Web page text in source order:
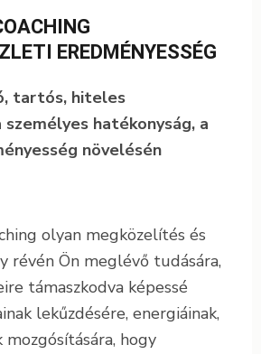
EREDMÉNYESSÉG
tartós, hiteles
személyes hatékonyság, a
növelésén
olyan megközelítés és
révén Ön meglévő tudására,
támaszkodva képessé
lekűzdésére, energiáinak,
mozgósítására, hogy